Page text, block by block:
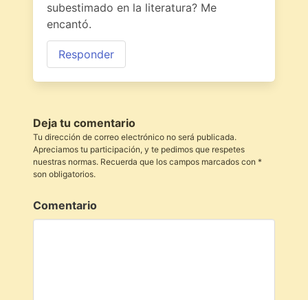
subestimado en la literatura? Me
encantó.
Responder
Deja tu comentario
Tu dirección de correo electrónico no será publicada.
Apreciamos tu participación, y te pedimos que respetes
nuestras normas. Recuerda que los campos marcados con *
son obligatorios.
Comentario